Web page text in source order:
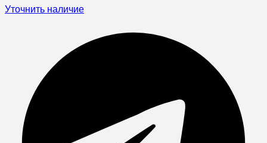
Уточнить наличие